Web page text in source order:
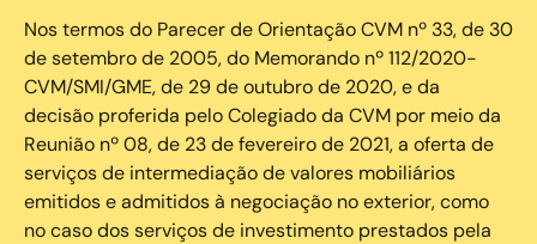
Nos termos do Parecer de Orientação CVM nº 33, de 30
de setembro de 2005, do Memorando nº 112/2020-
CVM/SMI/GME, de 29 de outubro de 2020, e da
decisão proferida pelo Colegiado da CVM por meio da
Reunião nº 08, de 23 de fevereiro de 2021, a oferta de
serviços de intermediação de valores mobiliários
emitidos e admitidos à negociação no exterior, como
no caso dos serviços de investimento prestados pela